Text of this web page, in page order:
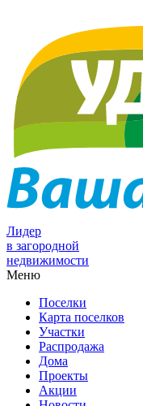
Лидер
в загородной
недвижимости
Меню
Поселки
Карта поселков
Участки
Распродажа
Дома
Проекты
Акции